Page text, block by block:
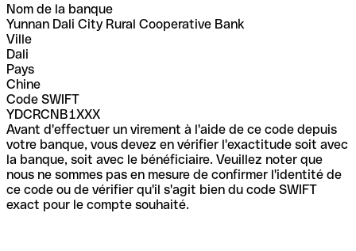
Nom de la banque
Yunnan Dali City Rural Cooperative Bank
Ville
Dali
Pays
Chine
Code SWIFT
YDCRCNB1XXX
Avant d'effectuer un virement à l'aide de ce code depuis
votre banque, vous devez en vérifier l'exactitude soit avec
la banque, soit avec le bénéficiaire. Veuillez noter que
nous ne sommes pas en mesure de confirmer l'identité de
ce code ou de vérifier qu'il s'agit bien du code SWIFT
exact pour le compte souhaité.